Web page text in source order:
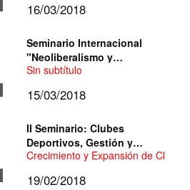
Derechos Sociales y
enfrentamiento
16/03/2018
Seminario Internacional
"Neoliberalismo y
Democracia Sobrante:
organización política"
Sin subtítulo
15/03/2018
II Seminario: Clubes
Deportivos, Gestión y
Talento
Crecimiento y Expansión de
19/02/2018